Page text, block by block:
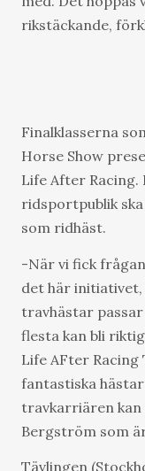
rikstäckande,
Finalklasserna
Horse Show
Life After
ridsportpublik
som ridhäst.
-När vi fick
det här initiativet,
travhästar
flesta kan bli
Life AFter Racing
fantastiska
travkarriären kan
Bergström som
Tävlingen